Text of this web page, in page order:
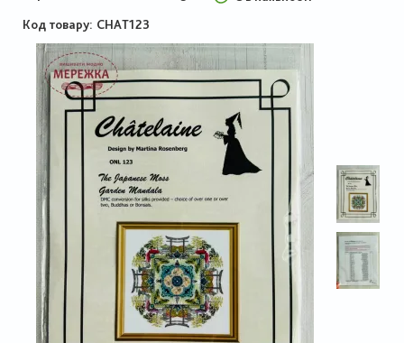
Код товару CHAT123